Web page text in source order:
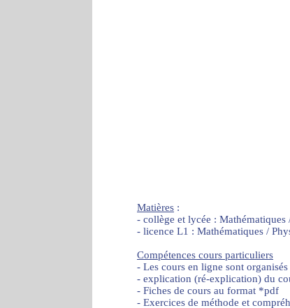
Matières :
- collège et lycée :
- licence L1 : Mathématiques /
Compétences cours particuliers
- Les cours en ligne sont
- explication (ré-explication) du
- Fiches de cours au format *pdf
- Exercices de méthode et